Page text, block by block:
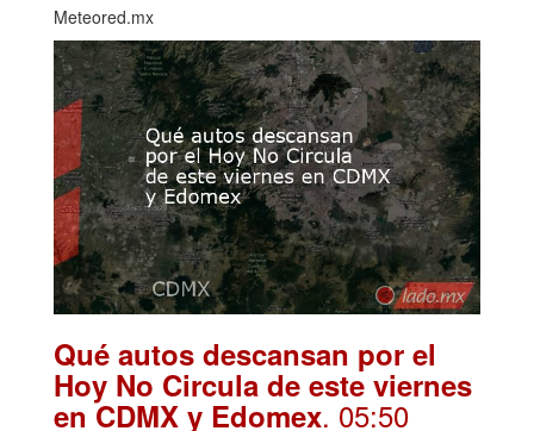
Meteored.mx
Qué autos descansan por el
Hoy No Circula de este viernes
en CDMX y Edomex. 05:50